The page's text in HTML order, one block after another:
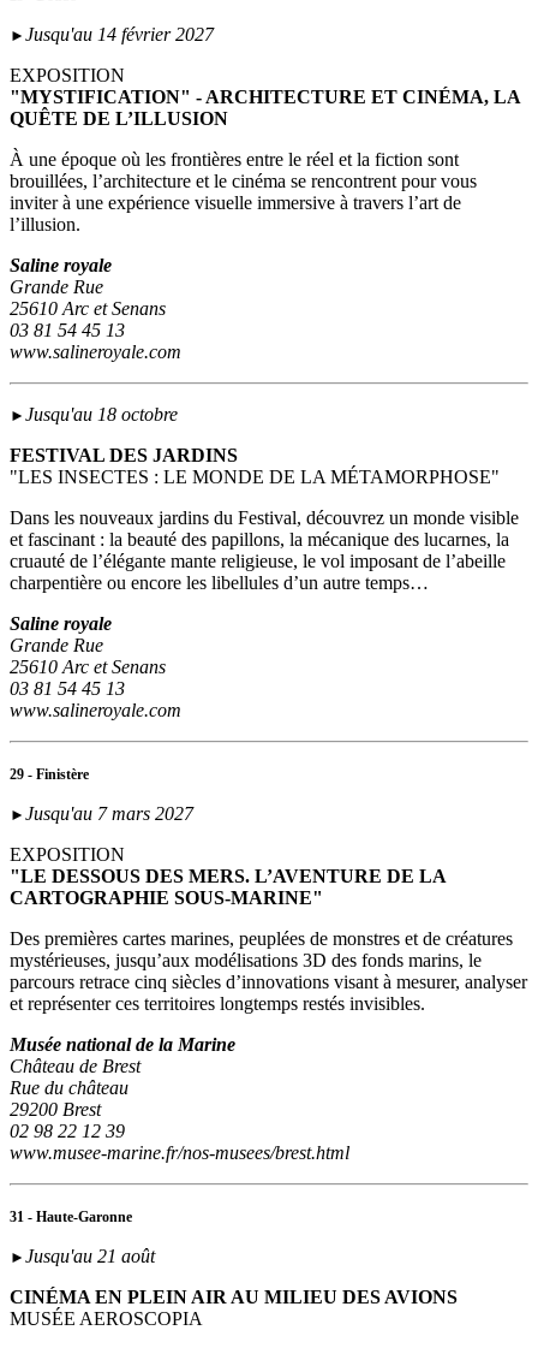
► Jusqu'au 14 février 2027
EXPOSITION
"MYSTIFICATION" - ARCHITECTURE ET CINÉMA, LA
QUÊTE DE L’ILLUSION
À une époque où les frontières entre le réel et la fiction sont
brouillées, l’architecture et le cinéma se rencontrent pour vous
inviter à une expérience visuelle immersive à travers l’art de
l’illusion.
Saline royale
Grande Rue
25610 Arc et Senans
03 81 54 45 13
www.salineroyale.com
► Jusqu'au 18 octobre
FESTIVAL DES JARDINS
"LES INSECTES : LE MONDE DE LA MÉTAMORPHOSE"
Dans les nouveaux jardins du Festival, découvrez un monde visible
et fascinant : la beauté des papillons, la mécanique des lucarnes, la
cruauté de l’élégante mante religieuse, le vol imposant de l’abeille
charpentière ou encore les libellules d’un autre temps…
Saline royale
Grande Rue
25610 Arc et Senans
03 81 54 45 13
www.salineroyale.com
29 - Finistère
► Jusqu'au 7 mars 2027
EXPOSITION
"LE DESSOUS DES MERS. L’AVENTURE DE LA
CARTOGRAPHIE SOUS-MARINE"
Des premières cartes marines, peuplées de monstres et de créatures
mystérieuses, jusqu’aux modélisations 3D des fonds marins, le
parcours retrace cinq siècles d’innovations visant à mesurer, analyser
et représenter ces territoires longtemps restés invisibles.
Musée national de la Marine
Château de Brest
Rue du château
29200 Brest
02 98 22 12 39
www.musee-marine.fr/nos-musees/brest.html
31 - Haute-Garonne
► Jusqu'au 21 août
CINÉMA EN PLEIN AIR AU MILIEU DES AVIONS
MUSÉE AEROSCOPIA